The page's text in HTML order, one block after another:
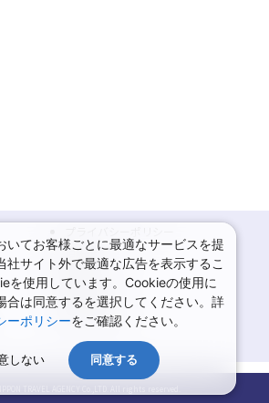
規約集
商標について
採用情報
サイトマップ
いてお客様ごとに最適なサービスを提
社サイト外で最適な広告を表示するこ
を使用しています。Cookieの使用に
合は同意するを選択してください。詳
ーポリシーをご確認ください。
しない 同意する